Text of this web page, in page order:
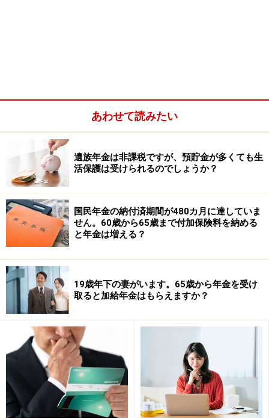
や子どもが受給する「遺族基礎年金」と、在職中に会社
員が死亡したときなどに配偶者などが受給する「遺族厚
生年金」があります。
「生計を維持されている配偶者」として認められるため
には、生計を維持されている配偶者が亡くなった人と同
居（または、別居の場合でも仕送りされている）してい
ること、かつ前年の年収が850万円未満（または所得が
655万5000円未満）であるという要件を満たす必要があ
あわせて読みたい
遺族年金は非課税ですが、預貯金が多くても生
活保護は受けられるのでしょうか？
国民年金の納付済期間が480カ月に達していま
せん。60歳から65歳まで付加保険料を納める
と年金は増える？
19歳年下の妻がいます。65歳から年金を受け
取ると加給年金はもらえますか？